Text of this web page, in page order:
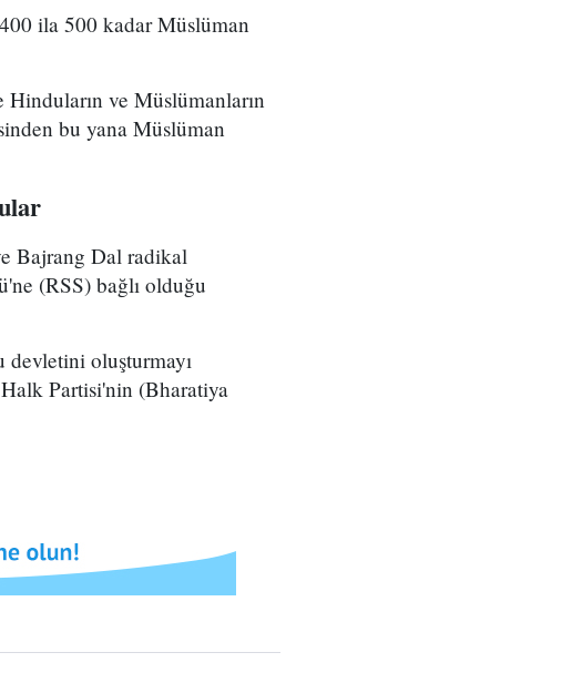
ila 500 kadar Müslüman
ve Müslümanların
bu yana Müslüman
Bajrang Dal radikal
(RSS) bağlı olduğu
oluşturmayı
Partisi'nin (Bharatiya